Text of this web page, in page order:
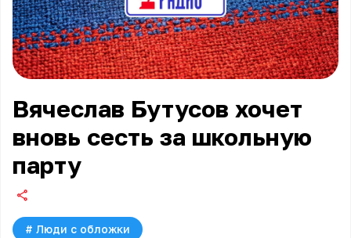
Вячеслав Бутусов хочет
вновь сесть за школьную
парту
# Люди с обложки